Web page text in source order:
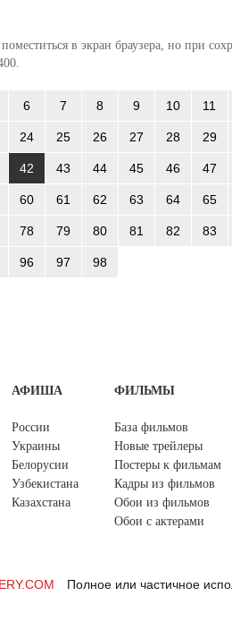
в экран браузера, но при
6 7 8 9 10 11
24 25 26 27 28 29
42 43 44 45 46 47
60 61 62 63 64 65
78 79 80 81 82 83
96 97 98
АФИША
России
Украины
Белорусии
Узбекистана
Казахстана
ФИЛЬМЫ
База фильмов
Новые трейлеры
Постеры к фильмам
Кадры из фильмов
Обои из фильмов
Обои с актерами
Полное или частичное